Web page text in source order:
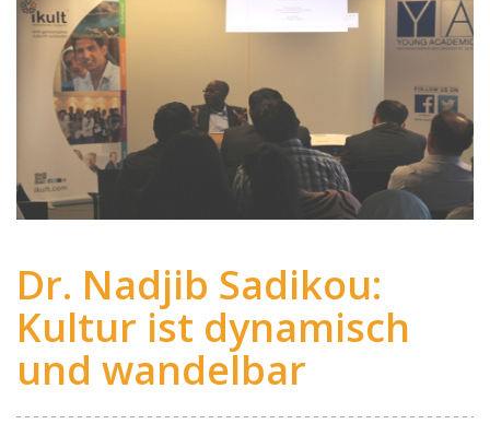
Dr. Nadjib Sadikou:
Kultur ist dynamisch
und wandelbar